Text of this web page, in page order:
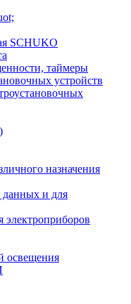
SCHUKO
таймеры
устройств
назначения
данных и для
освещения